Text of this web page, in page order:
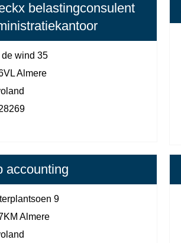
belastingconsulent
wind 35
Almere
accounting
9
Almere